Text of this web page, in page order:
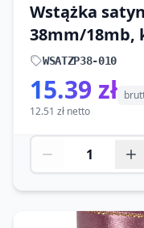
Wstążka
38mm/18mb,
WSATZP38-010
15.39 zł
12.51 zł netto